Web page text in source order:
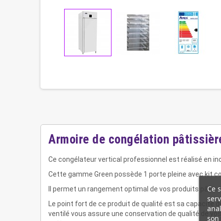
Armoire de congélation
Ce congélateur vertical professionnel est réalisé en
Cette gamme Green possède 1 porte pleine avec kit
Il permet un rangement optimal de vos produits
Le point fort de ce produit de qualité est sa capacité
ventilé vous assure une conservation de qualité de
Ce
son